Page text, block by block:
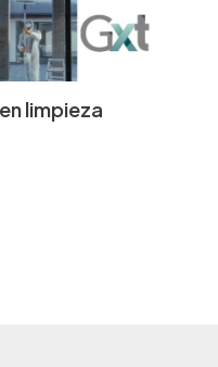
limpieza